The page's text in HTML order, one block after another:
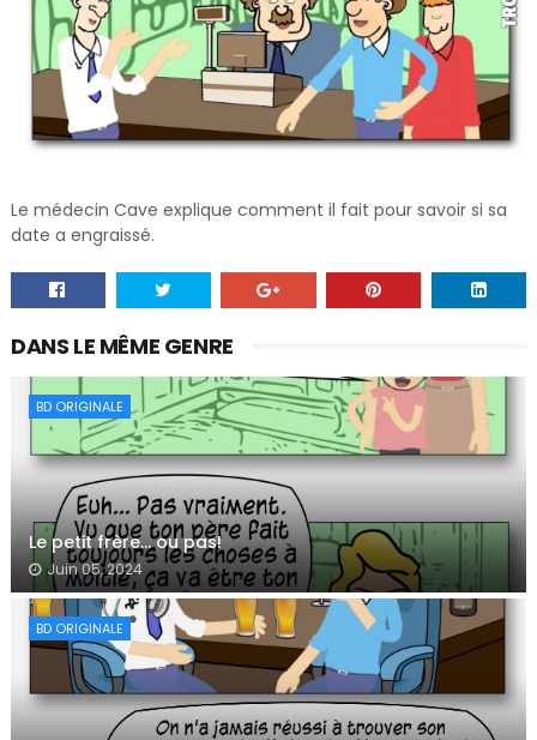
Le médecin Cave explique comment il fait pour savoir si sa
date a engraissé.
DANS LE MÊME GENRE
BD ORIGINALE
Le petit frère… ou pas!
Juin 05, 2024
BD ORIGINALE